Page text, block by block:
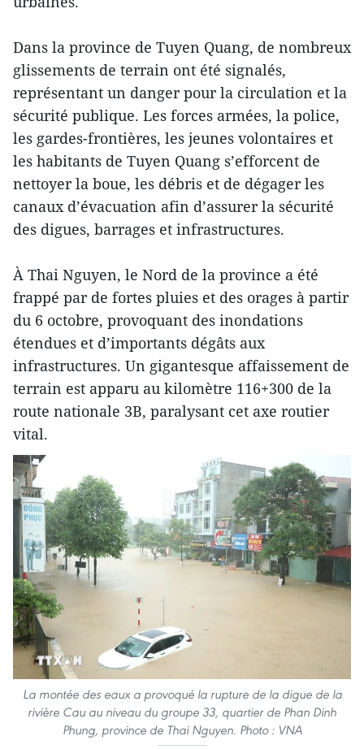
Dans la province de Tuyen Quang, de nombreux
glissements de terrain ont été signalés,
représentant un danger pour la circulation et la
sécurité publique. Les forces armées, la police,
les gardes-frontières, les jeunes volontaires et
les habitants de Tuyen Quang s’efforcent de
nettoyer la boue, les débris et de dégager les
canaux d’évacuation afin d’assurer la sécurité
des digues, barrages et infrastructures.
À Thai Nguyen, le Nord de la province a été
frappé par de fortes pluies et des orages à partir
du 6 octobre, provoquant des inondations
étendues et d’importants dégâts aux
infrastructures. Un gigantesque affaissement de
terrain est apparu au kilomètre 116+300 de la
route nationale 3B, paralysant cet axe routier
vital.
La montée des eaux a provoqué la rupture de la digue de la
rivière Cau au niveau du groupe 33, quartier de Phan Dinh
Phung, province de Thai Nguyen. Photo : VNA